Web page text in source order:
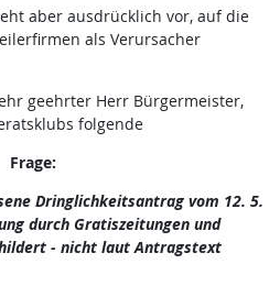
aber ausdrücklich vor, auf die
als Verursacher
geehrter Herr Bürgermeister,
folgende
Frage:
Dringlichkeitsantrag vom 12. 5.
durch Gratiszeitungen und
- nicht laut Antragstext